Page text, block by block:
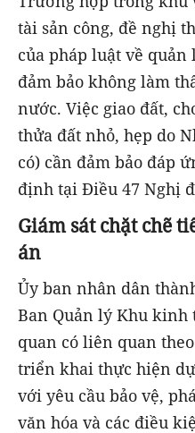
tài sản công, đề nghị
của pháp luật về quản
đảm bảo không làm
nước. Việc giao đất,
thửa đất nhỏ, hẹp do
có) cần đảm bảo đáp
định tại Điều 47 Nghị
Giám sát chặt chẽ
án
Ủy ban nhân dân
Ban Quản lý Khu kinh
quan có liên quan
triển khai thực hiện
với yêu cầu bảo vệ,
văn hóa và các điều